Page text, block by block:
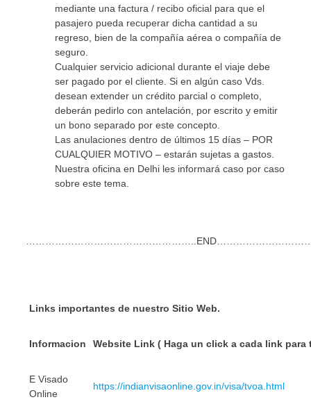
mediante una factura / recibo oficial para que el
pasajero pueda recuperar dicha cantidad a su
regreso, bien de la compañía aérea o compañía de
seguro.
Cualquier servicio adicional durante el viaje debe
ser pagado por el cliente. Si en algún caso Vds.
desean extender un crédito parcial o completo,
deberán pedirlo con antelación, por escrito y emitir
un bono separado por este concepto.
Las anulaciones dentro de últimos 15 días – POR
CUALQUIER MOTIVO – estarán sujetas a gastos.
Nuestra oficina en Delhi les informará caso por caso
sobre este tema.
Links importantes de nuestro Sitio Web.
Informacion Website Link ( Haga un click a cada
E Visado
Online
https://indianvisaonline.gov.in/visa/tvoa.html